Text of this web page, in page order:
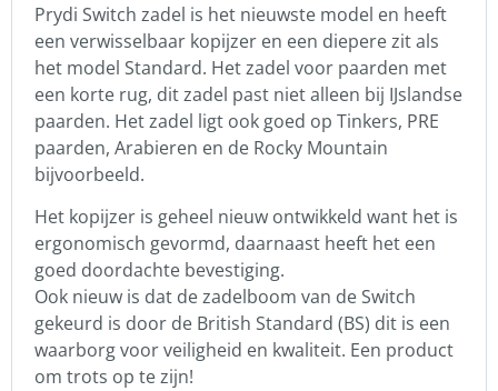
Prydi Switch zadel is het nieuwste model en heeft
een verwisselbaar kopijzer en een diepere zit als
het model Standard. Het zadel voor paarden met
een korte rug, dit zadel past niet alleen bij IJslandse
paarden. Het zadel ligt ook goed op Tinkers, PRE
paarden, Arabieren en de Rocky Mountain
bijvoorbeeld.
Het kopijzer is geheel nieuw ontwikkeld want het is
ergonomisch gevormd, daarnaast heeft het een
goed doordachte bevestiging.
Ook nieuw is dat de zadelboom van de Switch
gekeurd is door de British Standard (BS) dit is een
waarborg voor veiligheid en kwaliteit. Een product
om trots op te zijn!